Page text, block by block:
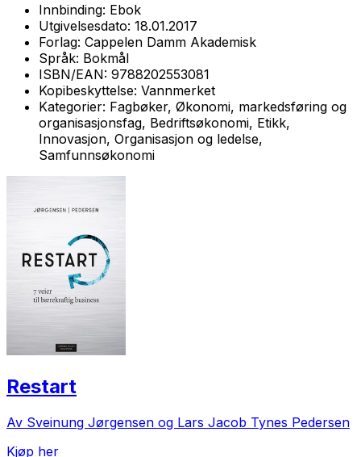
Innbinding: Ebok
Utgivelsesdato: 18.01.2017
Forlag: Cappelen Damm Akademisk
Språk: Bokmål
ISBN/EAN: 9788202553081
Kopibeskyttelse: Vannmerket
Kategorier: Fagbøker, Økonomi, markedsføring og
organisasjonsfag, Bedriftsøkonomi, Etikk,
Innovasjon, Organisasjon og ledelse,
Samfunnsøkonomi
Restart
Av Sveinung Jørgensen og Lars Jacob Tynes Pedersen
Kjøp her